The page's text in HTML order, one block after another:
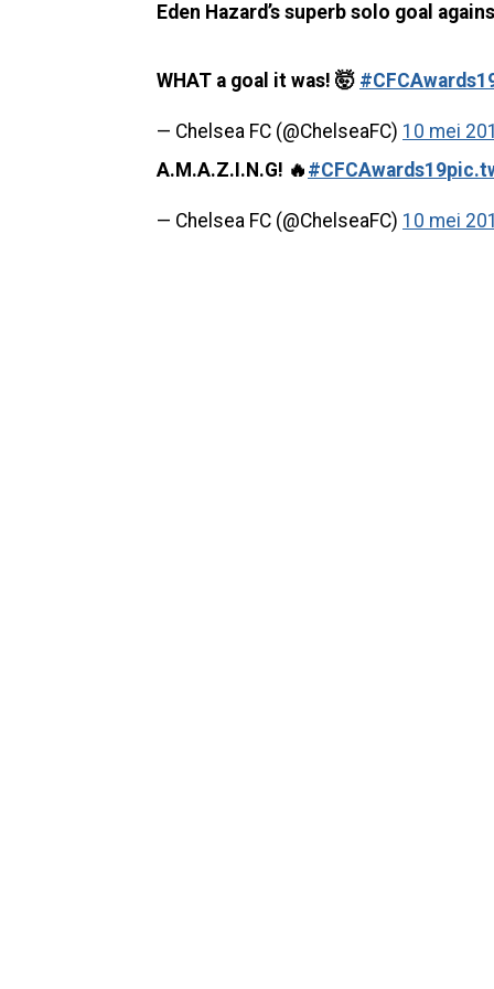
Eden Hazard’s superb solo goal
WHAT a goal it was! 🤯
— Chelsea FC (@ChelseaFC) 10 mei
A.M.A.Z.I.N.G! 🔥 #CFCAwards19
— Chelsea FC (@ChelseaFC) 10 mei